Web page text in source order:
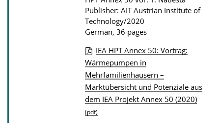
Publisher: AIT Austrian Institute of
Technology/2020
German, 36 pages
P
u
b
l
i
IEA HPT Annex 50: Vortrag:
Wärmepumpen in
Mehrfamilienhäusern –
Marktübersicht und Potenziale aus
dem IEA Projekt Annex 50 (2020)
(pdf)